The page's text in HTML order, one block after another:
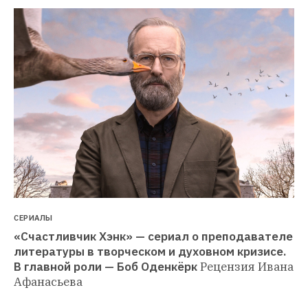
СЕРИАЛЫ
«Счастливчик Хэнк» — сериал о преподавателе
литературы в творческом и духовном кризисе.
В главной роли — Боб ОденкёркРецензия Ивана
Афанасьева